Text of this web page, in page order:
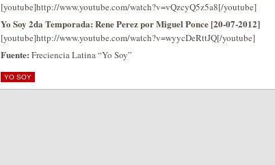
[youtube]http://www.youtube.com/watch?v=vQzcyQ5z5a8[/youtube]
Yo Soy 2da Temporada: Rene Perez por Miguel Ponce [20-07-2012]
[youtube]http://www.youtube.com/watch?v=wyycDeRttJQ[/youtube]
Fuente: Freciencia Latina “Yo Soy”
YO SOY